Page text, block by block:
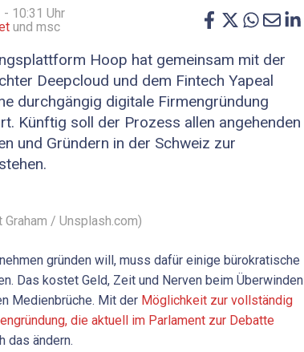
- 10:31 Uhr
und msc
Hoop hat gemeinsam mit der
Deepcloud und dem Fintech Yapeal
durchgängig digitale Firmengründung
Künftig soll der Prozess allen angehenden
und Gründern in der Schweiz zur
Graham / Unsplash.com)
gründen will, muss dafür einige bürokratische
Das kostet Geld, Zeit und Nerven beim Überwinden
Medienbrüche. Mit der Möglichkeit zur vollständig
die aktuell im Parlament zur Debatte
das ändern.